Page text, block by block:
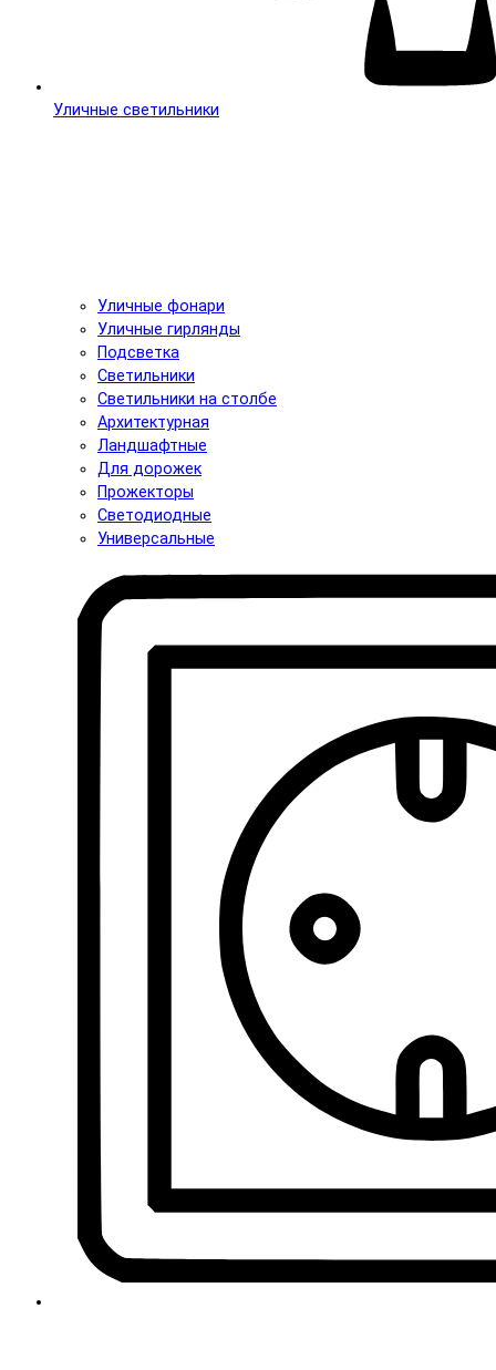
Уличные светильники
Уличные фонари
Уличные гирлянды
Подсветка
Светильники
Светильники на столбе
Архитектурная
Ландшафтные
Для дорожек
Прожекторы
Светодиодные
Универсальные